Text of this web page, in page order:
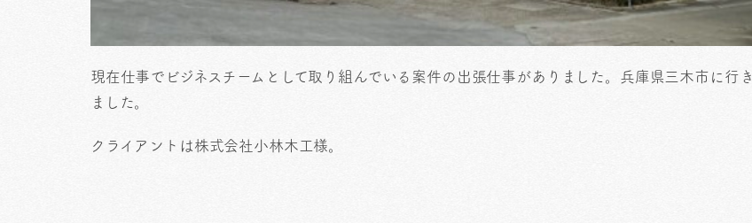
現在仕事でビジネスチームとして取り組んでいる案件の出張仕事がありました。兵庫県三木市に行き
ました。
クライアントは株式会社小林木工様。